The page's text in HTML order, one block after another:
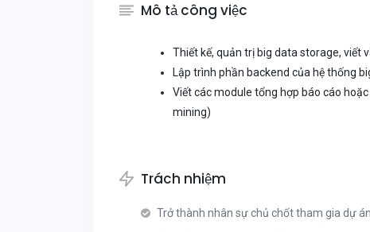
Mô tả công việc
Thiết kế, quản trị big data storage, viết
Lập trình phần backend của hệ thống
Viết các module tổng hợp báo cáo
mining)
Trách nhiệm
Trở thành nhân sự chủ chốt tham gia dự án